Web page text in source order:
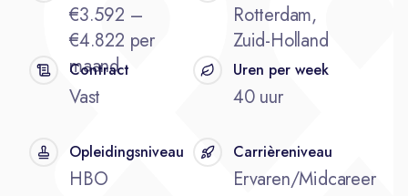
€3.592 –
€4.822 per
maand
Rotterdam,
Zuid-Holland
Contract
Vast
Uren per week
40 uur
Opleidingsniveau
HBO
Carrièreniveau
Ervaren/Midcareer